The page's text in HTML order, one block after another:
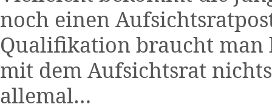
noch einen
Qualifikation braucht man
mit dem Aufsichtsrat
allemal…